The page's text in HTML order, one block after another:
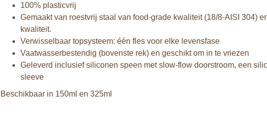
100% plasticvrij
Gemaakt van roestvrij staal van food-grade kwaliteit (18/8-AISI 304)
kwaliteit.
Verwisselbaar topsysteem: één fles voor elke levensfase
Vaatwasserbestendig (bovenste rek) en geschikt om in te vriezen
Geleverd inclusief siliconen speen met slow-flow doorstroom, een
sleeve
Beschikbaar in 150ml en 325ml